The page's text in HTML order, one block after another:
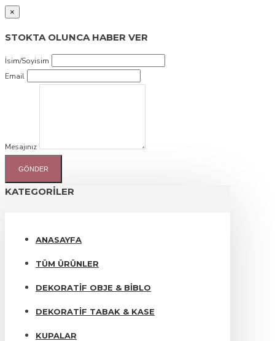
×
STOKTA OLUNCA HABER VER
İsim/Soyisim
Email
Mesajınız
GÖNDER
KATEGORILER
ANASAYFA
TÜM ÜRÜNLER
DEKORATIF OBJE & BIBLO
DEKORATIF TABAK & KASE
KUPALAR